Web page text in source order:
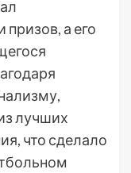
а его
лучших
что сделало